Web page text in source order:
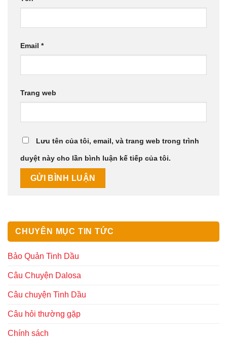
Email *
Trang web
Lưu tên của tôi, email, và trang web trong trình
duyệt này cho lần bình luận kế tiếp của tôi.
CHUYÊN MỤC TIN TỨC
Bảo Quản Tinh Dầu
Câu Chuyện Dalosa
Câu chuyện Tinh Dầu
Câu hỏi thường gặp
Chính sách